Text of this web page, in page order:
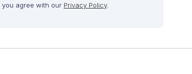
agree with our Privacy Policy.